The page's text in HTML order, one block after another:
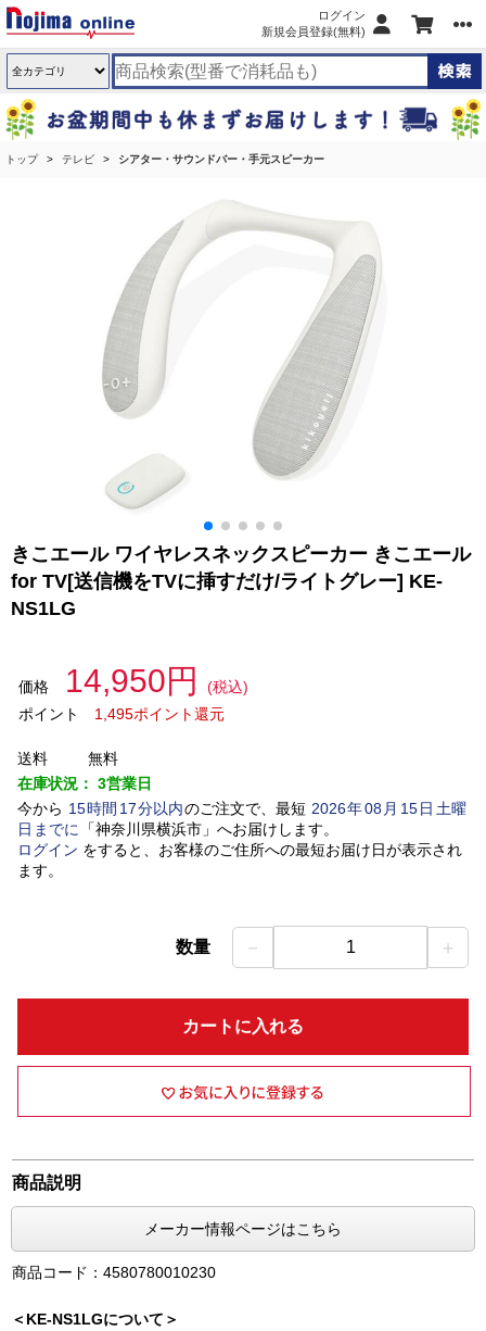
ログイン
新規会員登録(無料)
トップ テレビ シアター・サウンドバー・手元スピーカー
きこエール ワイヤレスネックスピーカー きこエール
for TV[送信機をTVに挿すだけ/ライトグレー] KE-
NS1LG
価格 14,950円
(税込)
ポイント
1,495ポイント還元
送料
無料
在庫状況： 3営業日
今から 15時間 17分以内のご注文で、最短 2026年08 月 15日土曜
日 までに 「神奈川県横浜市」 へお届けします。
ログイン をすると、お客様のご住所への最短お届け日が表示され
ます。
数量 － 1 ＋
カートに入れる
商品説明
メーカー情報ページはこちら
商品コード：4580780010230
＜KE-NS1LGについて＞